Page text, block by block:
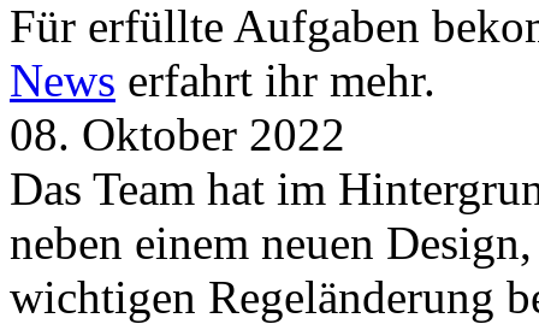
Für erfüllte Aufgaben
News erfahrt ihr mehr.
08. Oktober 2022
Das Team hat im
neben einem neuen
wichtigen Regeländerung